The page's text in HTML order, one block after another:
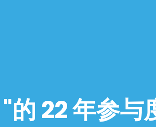
的 22 年参与